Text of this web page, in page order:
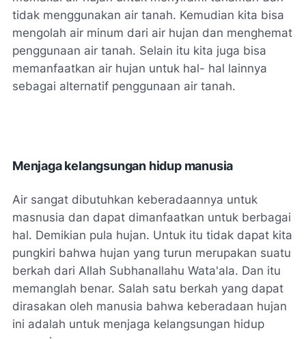
tidak menggunakan air tanah. Kemudian kita bisa
mengolah air minum dari air hujan dan menghemat
penggunaan air tanah. Selain itu kita juga bisa
memanfaatkan air hujan untuk hal- hal lainnya
sebagai alternatif penggunaan air tanah.
Menjaga kelangsungan hidup manusia
Air sangat dibutuhkan keberadaannya untuk
masnusia dan dapat dimanfaatkan untuk berbagai
hal. Demikian pula hujan. Untuk itu tidak dapat kita
pungkiri bahwa hujan yang turun merupakan suatu
berkah dari Allah Subhanallahu Wata'ala. Dan itu
memanglah benar. Salah satu berkah yang dapat
dirasakan oleh manusia bahwa keberadaan hujan
ini adalah untuk menjaga kelangsungan hidup